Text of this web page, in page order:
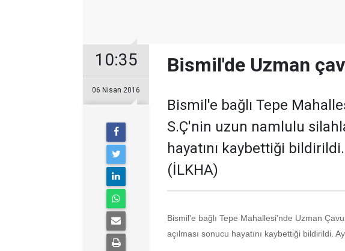
10:35
06 Nisan 2016
Bismil'de Uzman
Bismil'e bağlı Tepe
S.Ç'nin uzun namlulu
hayatını kaybettiği
(İLKHA)
Bismil'e bağlı Tepe Mahallesi'nde Uzman
açılması sonucu hayatını kaybettiği bildirildi.